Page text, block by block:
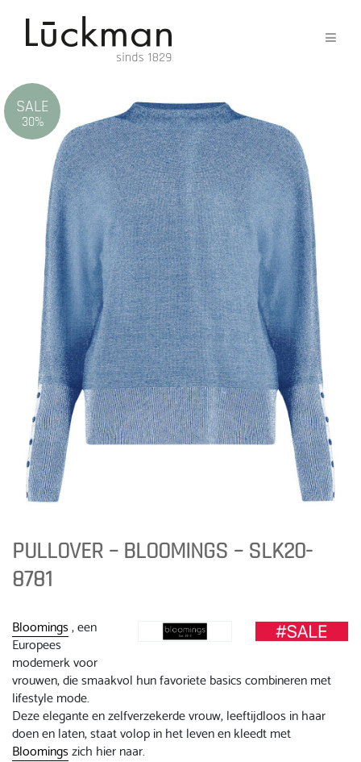
SALE
30%
PULLOVER – BLOOMINGS – SLK20-
8781
Bloomings, een
Europees
modemerk voor
vrouwen, die smaakvol hun favoriete basics combineren met
lifestyle mode.
Deze elegante en zelfverzekerde vrouw, leeftijdloos in haar
doen en laten, staat volop in het leven en kleedt met
Bloomingszich hier naar.